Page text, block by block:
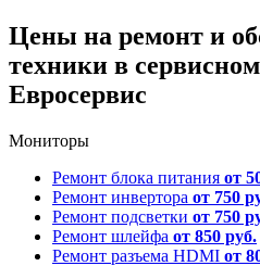
Цены на ремонт и
техники в
Евросервис
Мониторы
Ремонт блока питания от
Ремонт инвертора от 750
Ремонт подсветки от 750
Ремонт шлейфа от 850 руб.
Ремонт разъема HDMI от